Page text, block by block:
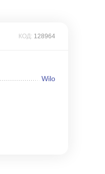
КОД: 128964
Wilo